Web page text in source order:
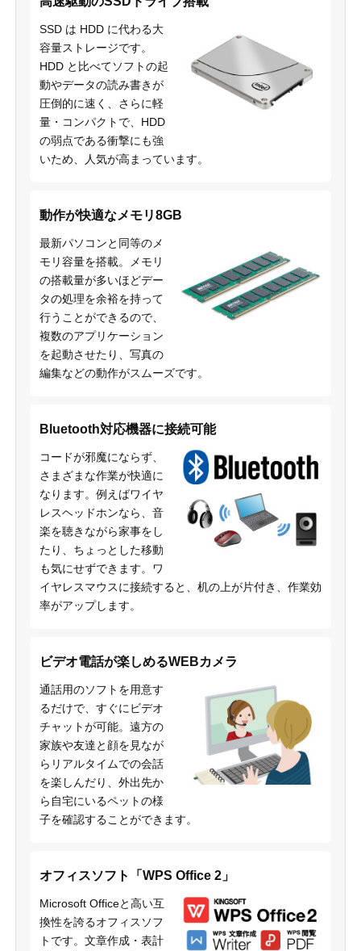
SSD は HDD に代わる大
容量ストレージです。
HDD と比べてソフトの起
動やデータの読み書きが
圧倒的に速く、さらに軽
量・コンパクトで、HDD
の弱点である衝撃にも強
いため、人気が高まっています。
動作が快適なメモリ8GB
最新パソコンと同等のメ
モリ容量を搭載。メモリ
の搭載量が多いほどデー
タの処理を余裕を持って
行うことができるので、
複数のアプリケーション
を起動させたり、写真の
編集などの動作がスムーズです。
Bluetooth対応機器に接続可能
コードが邪魔にならず、
さまざまな作業が快適に
なります。例えばワイヤ
レスヘッドホンなら、音
楽を聴きながら家事をし
たり、ちょっとした移動
も気にせずできます。ワ
イヤレスマウスに接続すると、机の上が片付き、作業効
率がアップします。
ビデオ電話が楽しめるWEBカメラ
通話用のソフトを用意す
るだけで、すぐにビデオ
チャットが可能。遠方の
家族や友達と顔を見なが
らリアルタイムでの会話
を楽しんだり、外出先か
ら自宅にいるペットの様
子を確認することができます。
オフィスソフト「WPS Office 2」
Microsoft Officeと高い互
換性を誇るオフィスソフ
トです。文章作成・表計